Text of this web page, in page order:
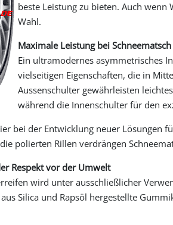
beste Leistung zu bieten. Auch
Wahl.
Maximale Leistung bei Schneematsch
Ein ultramodernes asymmetrisches
vielseitigen Eigenschaften, die in
Aussenschulter gewährleisten
während die Innenschulter für den
bei der Entwicklung neuer Lösungen
polierten Rillen verdrängen
Respekt vor der Umwelt
wird unter ausschließlicher
Silica und Rapsöl hergestellte